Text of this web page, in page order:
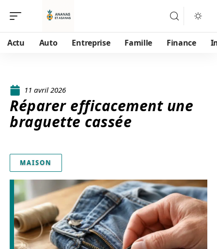
Actu Auto Entreprise Famille Finance
11 avril 2026
Réparer efficacement une
braguette cassée
MAISON